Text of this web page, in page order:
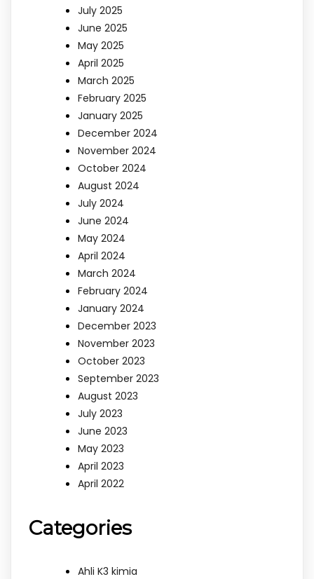
July 2025
June 2025
May 2025
April 2025
March 2025
February 2025
January 2025
December 2024
November 2024
October 2024
August 2024
July 2024
June 2024
May 2024
April 2024
March 2024
February 2024
January 2024
December 2023
November 2023
October 2023
September 2023
August 2023
July 2023
June 2023
May 2023
April 2023
April 2022
Categories
Ahli K3 kimia